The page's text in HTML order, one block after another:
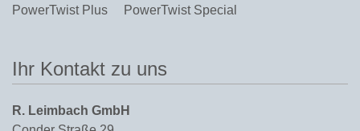
PowerTwist Plus PowerTwist Special
Ihr Kontakt zu uns
R. Leimbach GmbH